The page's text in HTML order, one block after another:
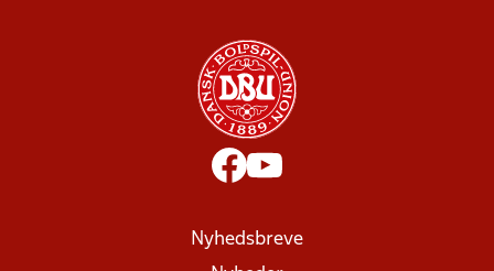
Nyhedsbreve